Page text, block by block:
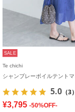
SALE
Te chichi
5.0 （3）
¥3,795 -50%OFF-